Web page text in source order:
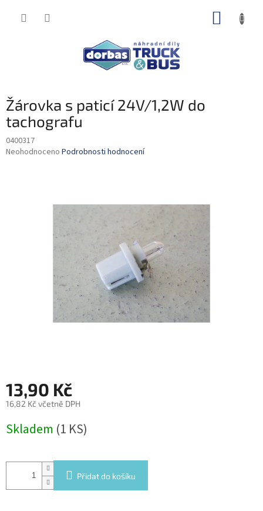
Žárovka s paticí 24V/1,2W do
tachografu
0400317
Průměrné
Neohodnoceno Podrobnosti hodnocení
13,90 Kč
16,82 Kč včetně DPH
cena:
Skladem (1 KS)
Přidat do košíku